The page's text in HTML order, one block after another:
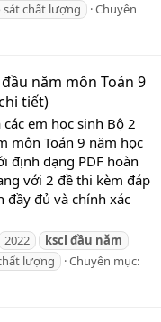
sát chất lượng
Chuyên
năm môn Toán 9
tiết)
em học sinh Bộ 2
môn Toán 9 năm học
định dạng PDF hoàn
với 2 đề thi kèm đáp
đầy đủ và chính xác
2022 kscl đầu năm
lượng
Chuyên mục: